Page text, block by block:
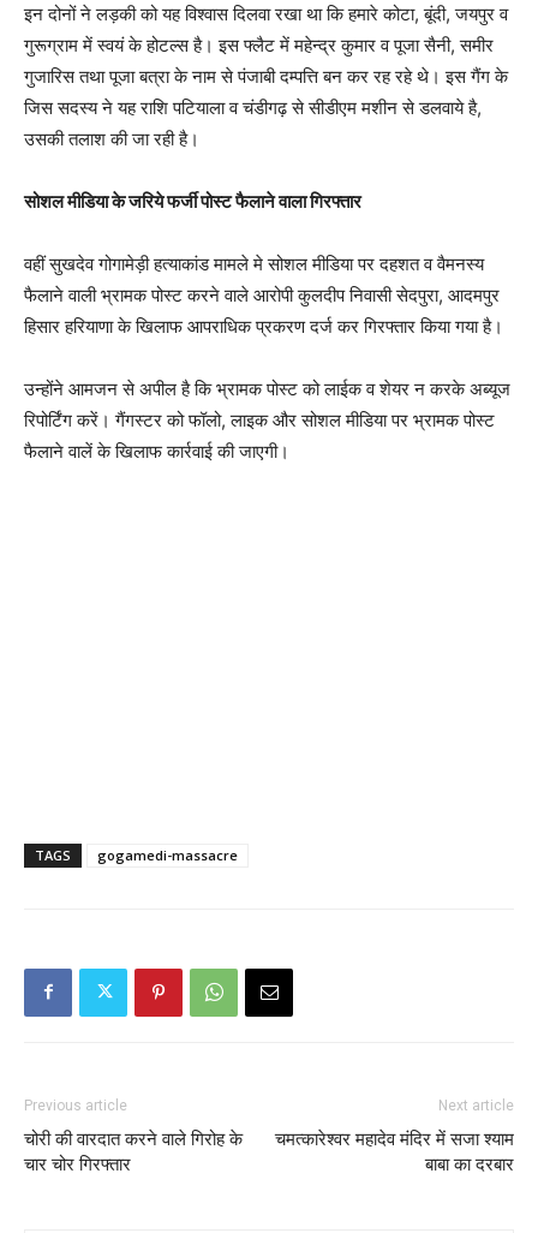
इन दोनों ने लड़की को यह विश्वास दिलवा रखा था कि हमारे कोटा, बूंदी, जयपुर व
गुरूग्राम में स्वयं के होटल्स है। इस फ्लैट में महेन्द्र कुमार व पूजा सैनी, समीर
गुजारिस तथा पूजा बत्रा के नाम से पंजाबी दम्पत्ति बन कर रह रहे थे। इस गैंग के
जिस सदस्य ने यह राशि पटियाला व चंडीगढ़ से सीडीएम मशीन से डलवाये है,
उसकी तलाश की जा रही है।
सोशल मीडिया के जरिये फर्जी पोस्ट फैलाने वाला गिरफ्तार
वहीं सुखदेव गोगामेड़ी हत्याकांड मामले मे सोशल मीडिया पर दहशत व वैमनस्य
फैलाने वाली भ्रामक पोस्ट करने वाले आरोपी कुलदीप निवासी सेदपुरा, आदमपुर
हिसार हरियाणा के खिलाफ आपराधिक प्रकरण दर्ज कर गिरफ्तार किया गया है।
उन्होंने आमजन से अपील है कि भ्रामक पोस्ट को लाईक व शेयर न करके अब्यूज
रिपोर्टिंग करें। गैंगस्टर को फॉलो, लाइक और सोशल मीडिया पर भ्रामक पोस्ट
फैलाने वालें के खिलाफ कार्रवाई की जाएगी।
TAGS gogamedi-massacre
Previous article
चोरी की वारदात करने वाले गिरोह के
चार चोर गिरफ्तार
Next article
चमत्कारेश्वर महादेव मंदिर में सजा श्याम
बाबा का दरबार